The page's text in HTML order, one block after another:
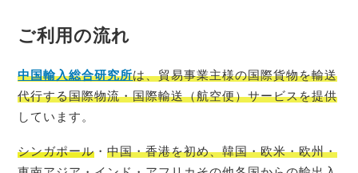
ご利用の流れ
中国輸入総合研究所は、貿易事業主様の国際貨物を輸送
代行する国際物流・国際輸送（航空便）サービスを提供
しています。
シンガポール ・中国・香港を初め、韓国・欧米・欧州・